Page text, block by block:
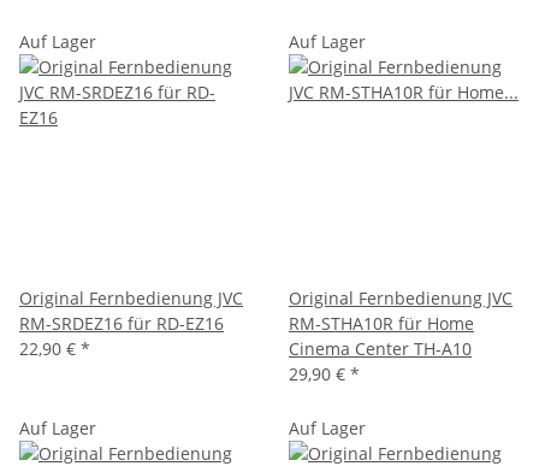
Auf Lager
Original Fernbedienung JVC
RM-SRDEZ16 für RD-EZ16
22,90 € *
Auf Lager
Original Fernbedienung JVC
RM-STHA10R für Home
Cinema Center TH-A10
29,90 € *
Auf Lager Auf Lager